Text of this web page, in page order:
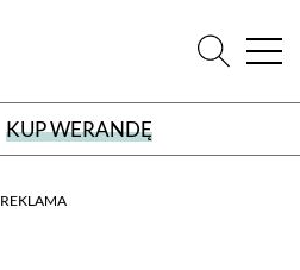
KUP WERANDĘ
REKLAMA